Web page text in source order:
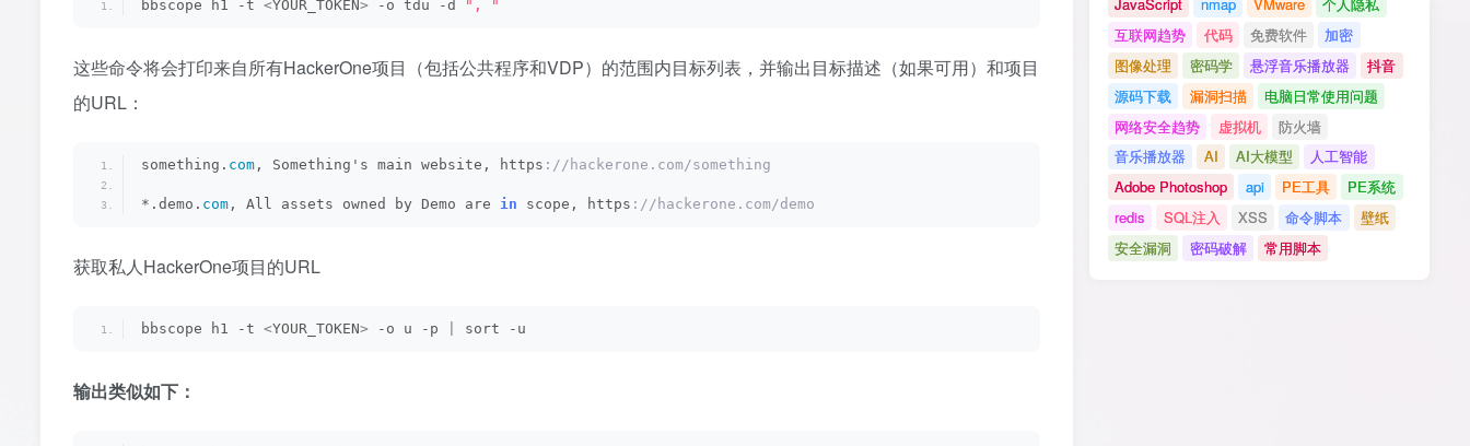
bbscope h1 -t <YOUR_TOKEN> -o tdu -d ", "
这些命令将会打印来自所有HackerOne项目（包括公共程序和VDP）的范围内目标列表，并输出目标描述（如果可用）和项目
的URL：
something. com , Something's main website, https ://hackerone.com/something
*.demo. com , All assets owned by Demo are in scope, https ://hackerone.com/demo
获取私人HackerOne项目的URL
bbscope h1 -t <YOUR_TOKEN> -o u -p sort -u
输出类似如下：
互联网趋势
代码 免费软件
加密
图像处理
密码学 悬浮音乐播放器
抖音
源码下载
漏洞扫描
电脑日常使用问题
网络安全趋势
虚拟机
防火墙
音乐播放器
AI AI大模型
人工智能
Adobe Photoshop
api PE工具
PE系统
redis
SQL注入 XSS 命令脚本
壁纸
安全漏洞
密码破解 常用脚本